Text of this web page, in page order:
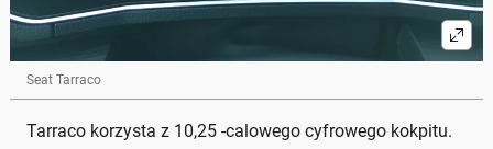
Seat Tarraco
Tarraco korzysta z 10,25 -calowego cyfrowego kokpitu.